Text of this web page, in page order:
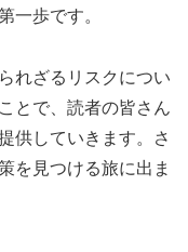
一歩です。
れざるリスクについ
とで、読者の皆さん
供していきます。さ
を見つける旅に出ま